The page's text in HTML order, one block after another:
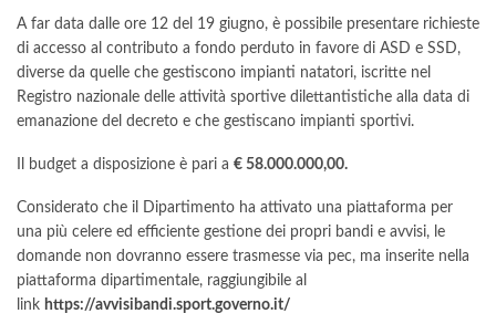
A far data dalle ore 12 del 19 giugno, è possibile presentare richieste
di accesso al contributo a fondo perduto in favore di ASD e SSD,
diverse da quelle che gestiscono impianti natatori, iscritte nel
Registro nazionale delle attività sportive dilettantistiche alla data di
emanazione del decreto e che gestiscano impianti sportivi.
Il budget a disposizione è pari a € 58.000.000,00.
Considerato che il Dipartimento ha attivato una piattaforma per
una più celere ed efficiente gestione dei propri bandi e avvisi, le
domande non dovranno essere trasmesse via pec, ma inserite nella
piattaforma dipartimentale, raggiungibile al
link https://avvisibandi.sport.governo.it/